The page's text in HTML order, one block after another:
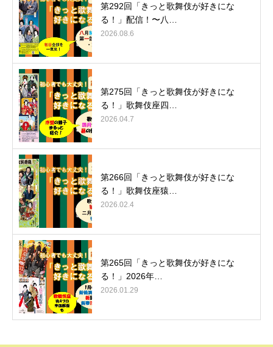
第292回「きっと歌舞伎が好きにな
る！」配信！〜八…
2026.08.6
第275回「きっと歌舞伎が好きにな
る！」歌舞伎座四…
2026.04.7
第266回「きっと歌舞伎が好きにな
る！」歌舞伎座猿…
2026.02.4
第265回「きっと歌舞伎が好きにな
る！」2026年…
2026.01.29